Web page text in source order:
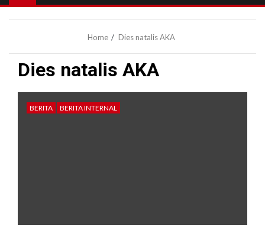
Home Dies natalis AKA
Dies natalis AKA
BERITA BERITA INTERNAL